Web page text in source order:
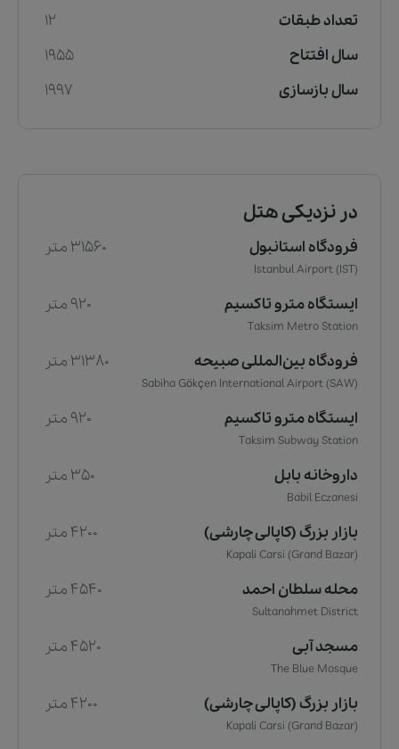
تعداد طبقات
12
سال افتتاح
1955
سال بازسازی
1997
در نزدیکی هتل
فرودگاه استانبول 31560 متر
Istanbul Airport (IST)
ایستگاه مترو تاکسیم 920 متر
Taksim Metro Station
فرودگاه بین‌المللی صبیحه 31380 متر
Sabiha Gökçen International Airport (SAW)
ایستگاه مترو تاکسیم 920 متر
Taksim Subway Station
داروخانه بابل 350 متر
Babil Eczanesi
بازار بزرگ (کاپالی چارشی) 4200 متر
Kapali Carsi (Grand Bazar)
محله سلطان احمد 4540 متر
Sultanahmet District
مسجد آبی 4520 متر
The Blue Mosque
بازار بزرگ (کاپالی چارشی) 4200 متر
Kapali Carsi (Grand Bazar)